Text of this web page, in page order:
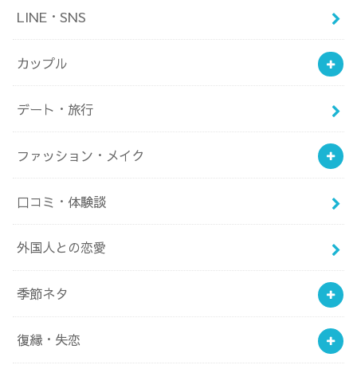
LINE・SNS
カップル
デート・旅行
ファッション・メイク
口コミ・体験談
外国人との恋愛
季節ネタ
復縁・失恋